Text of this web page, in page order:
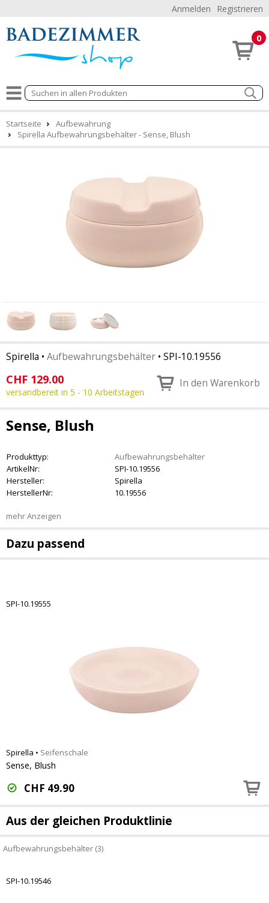
Anmelden Registrieren
0
Startseite
Aufbewahrung
Spirella Aufbewahrungsbehälter - Sense, Blush
Spirella • Aufbewahrungsbehälter • SPI-10.19556
CHF 129.00
versandbereit in 5 - 10 Arbeitstagen
In den Warenkorb
Sense, Blush
Produkttyp:
Aufbewahrungsbehälter
ArtikelNr:
SPI-10.19556
Hersteller:
Spirella
HerstellerNr:
10.19556
mehr Anzeigen
Dazu passend
SPI-10.19555
Spirella • Seifenschale
Sense, Blush
CHF 49.90
Aus der gleichen Produktlinie
Aufbewahrungsbehälter (3)
SPI-10.19546